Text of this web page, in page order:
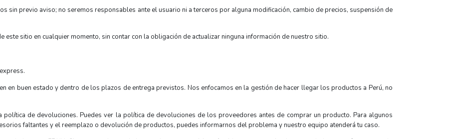
sin previo aviso; no seremos responsables ante el usuario ni a terceros por alguna modificación, cambio de precios, suspensión de
sitio en cualquier momento, sin contar con la obligación de actualizar ninguna información de nuestro sitio.
en buen estado y dentro de los plazos de entrega previstos. Nos enfocamos en la gestión de hacer llegar los productos a Perú, no
de devoluciones. Puedes ver la política de devoluciones de los proveedores antes de comprar un producto. Para algunos
faltantes y el reemplazo o devolución de productos, puedes informarnos del problema y nuestro equipo atenderá tu caso.